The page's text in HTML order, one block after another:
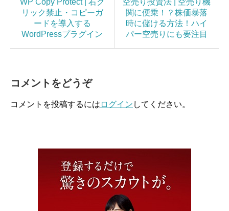
WP Copy Protect | 右ク
リック禁止・コピーガ
ードを導入する
WordPressプラグイン
空売り投資法 | 空売り機
関に便乗！？株価暴落
時に儲ける方法！ハイ
パー空売りにも要注目
コメントをどうぞ
コメントを投稿するには ログイン してください。